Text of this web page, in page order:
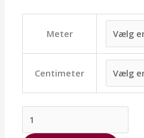
Meter
Centimeter